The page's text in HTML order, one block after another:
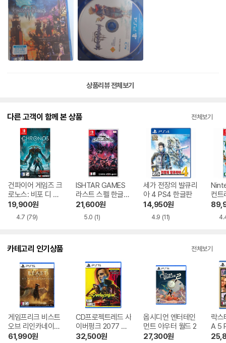
상품리뷰 전체보기
다른 고객이 함께 본 상품 전체보기
건파이어 게임즈 크
로노스: 비포 디 애
쉬 한글판 SWITC
H, 패키지칩
19,900원
4.7 (79)
ISHTAR GAMES
라스트 스펠 한글판
SWITCH, 패키지칩
21,600원
5.0 (1)
세가 전장의 발큐리
아 4 PS4 한글판
14,950원
4.9 (11)
컨트
프리
문/
카테고리 인기상품 전체보기
게임프리크 비스트
오브 리인카네이션
윤회의 짐승
61,990원
CD프로젝트레드 사
이버펑크 2077 얼
티밋 에디션 한글판
32,500원
옵시디언 엔터테인
먼트 아우터 월드 2
27,300원
락스
A 5